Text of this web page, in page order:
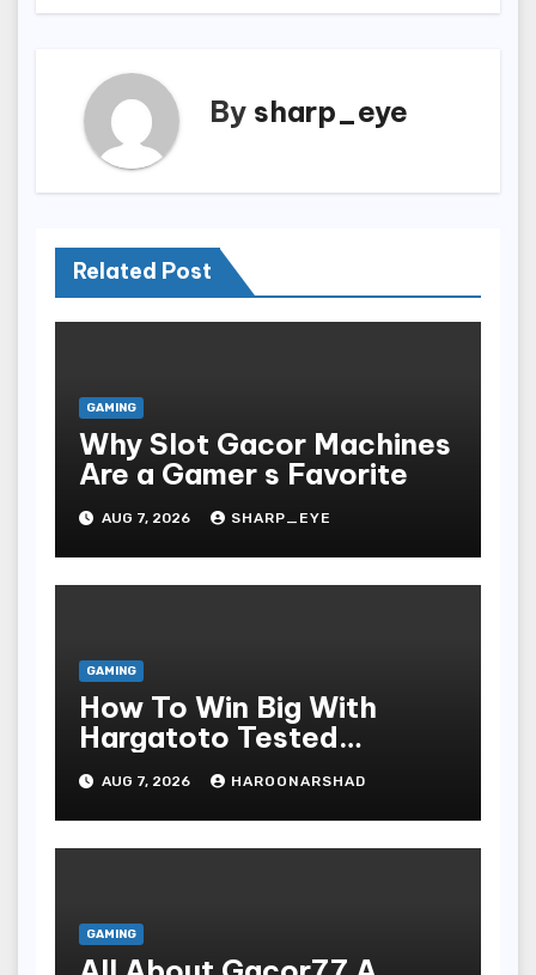
By sharp_eye
Related Post
GAMING
Why Slot Gacor Machines
Are a Gamer s Favorite
AUG 7, 2026 SHARP_EYE
GAMING
How To Win Big With
Hargatoto Tested
Strategies For Beginners
AUG 7, 2026 HAROONARSHAD
GAMING